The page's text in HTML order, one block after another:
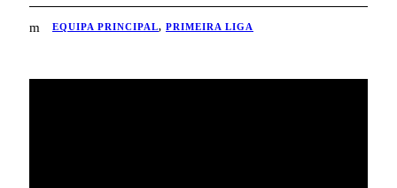
EQUIPA PRINCIPAL, PRIMEIRA LIGA